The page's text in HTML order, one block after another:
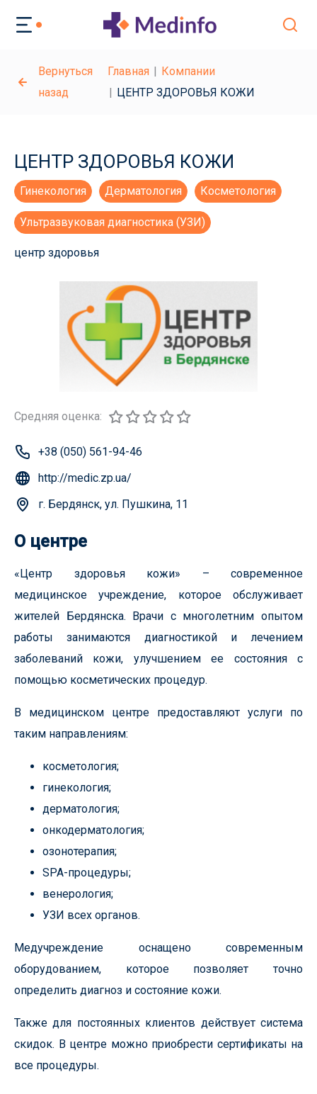
Вернуться
назад
Главная
Компании
ЦЕНТР ЗДОРОВЬЯ КОЖИ
ЦЕНТР ЗДОРОВЬЯ КОЖИ
Гинекология Дерматология Косметология
Ультразвуковая диагностика (УЗИ)
центр здоровья
Средняя оценка:
+38 (050) 561-94-46
http://medic.zp.ua/
г. Бердянск, ул. Пушкина, 11
О центре
«Центр здоровья кожи» – современное
медицинское учреждение, которое обслуживает
жителей Бердянска. Врачи с многолетним опытом
работы занимаются диагностикой и лечением
заболеваний кожи, улучшением ее состояния с
помощью косметических процедур.
В медицинском центре предоставляют услуги по
таким направлениям:
косметология;
гинекология;
дерматология;
онкодерматология;
озонотерапия;
SPA-процедуры;
венерология;
УЗИ всех органов.
Медучреждение оснащено современным
оборудованием, которое позволяет точно
определить диагноз и состояние кожи.
Также для постоянных клиентов действует система
скидок. В центре можно приобрести сертификаты на
все процедуры.